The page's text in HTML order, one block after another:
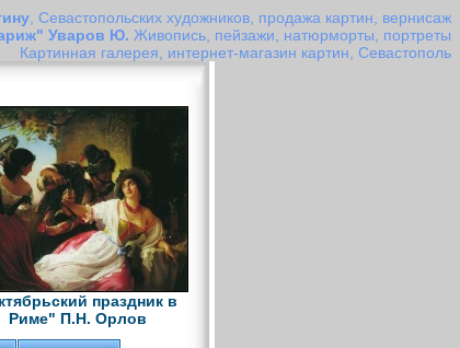
, Севастопольских художников, продажа картин, вернисаж
Уваров Ю. Живопись, пейзажи, натюрморты, портреты
Картинная галерея, интернет-магазин картин, Севастополь
праздник в
Риме" П.Н. Орлов